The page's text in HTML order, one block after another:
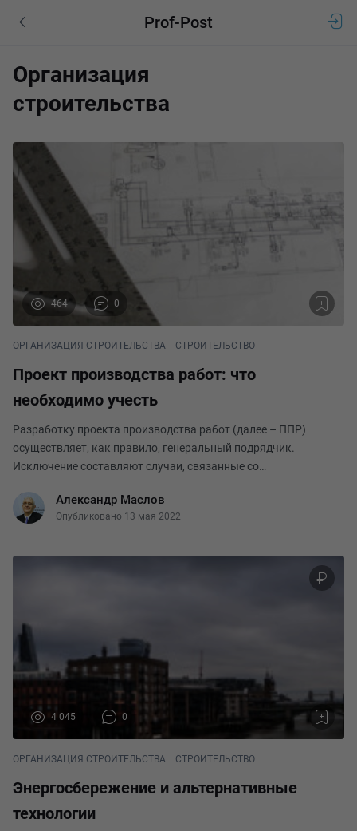
Prof-Post
Организация
строительства
464 0
ОРГАНИЗАЦИЯ СТРОИТЕЛЬСТВА СТРОИТЕЛЬСТВО
Проект производства работ: что
необходимо учесть
Разработку проекта производства работ (далее – ППР)
осуществляет, как правило, генеральный подрядчик.
Исключение составляют случаи, связанные со
хранение, распространение взрывчатых веществ
промышленного
Александр Маслов
Опубликовано 13 мая 2022
4 045 0
ОРГАНИЗАЦИЯ СТРОИТЕЛЬСТВА СТРОИТЕЛЬСТВО
Энергосбережение и альтернативные
технологии